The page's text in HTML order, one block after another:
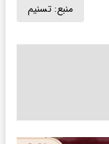
منبع: تسنیم